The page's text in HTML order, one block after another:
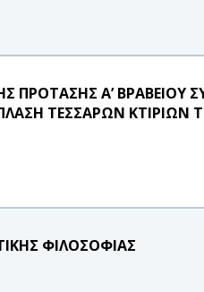
ΠΡΟΤΑΣΗΣ Α’ ΒΡΑΒΕΙΟΥ
ΤΕΣΣΑΡΩΝ ΚΤΙΡΙΩΝ
ΦΙΛΟΣΟΦΙΑΣ